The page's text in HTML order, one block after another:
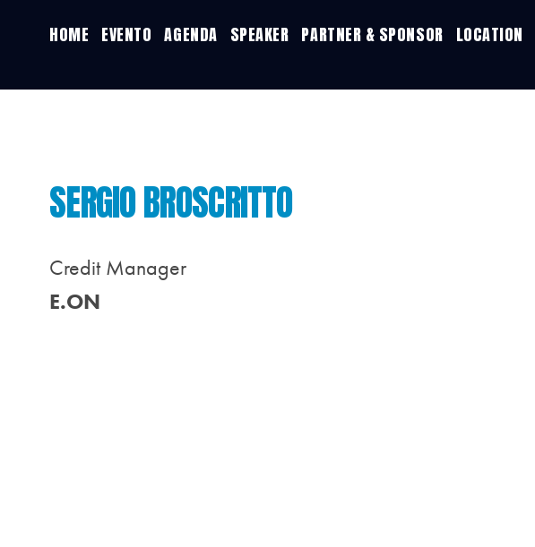
HOME EVENTO AGENDA SPEAKER PARTNER & SPONSOR LOCATION
SERGIO BROSCRITTO
Credit Manager
E.ON